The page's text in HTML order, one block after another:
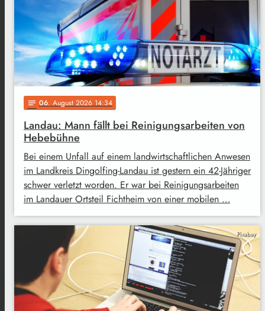
notes 06. August 2026 14:34
Landau: Mann fällt bei Reinigungsarbeiten von
Hebebühne
Bei einem Unfall auf einem landwirtschaftlichen Anwesen
im Landkreis Dingolfing-Landau ist gestern ein 42-Jähriger
schwer verletzt worden. Er war bei Reinigungsarbeiten
im Landauer Ortsteil Fichtheim von einer mobilen …
Pixabay